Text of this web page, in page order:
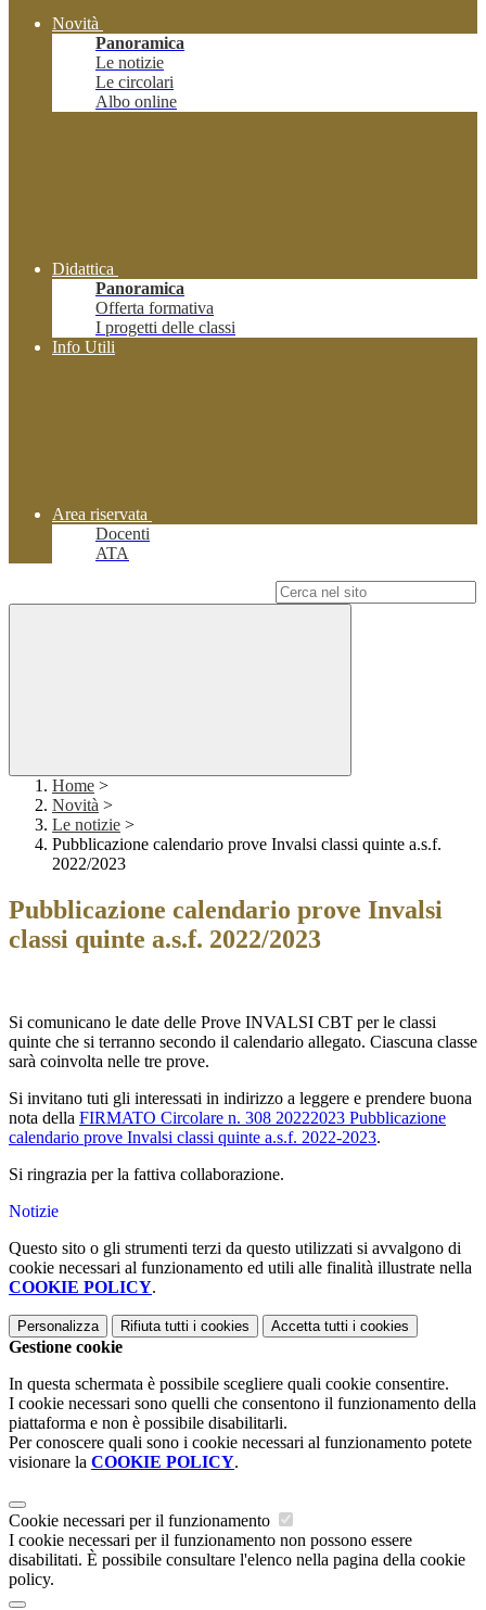
Novità
Panoramica
Le notizie
Le circolari
Albo online
Didattica
Panoramica
Offerta formativa
I progetti delle classi
Info Utili
Area riservata
Docenti
ATA
Home >
Novità >
Le notizie >
Pubblicazione calendario prove Invalsi classi quinte a.s.f.
2022/2023
Pubblicazione calendario prove Invalsi
classi quinte a.s.f. 2022/2023
Si comunicano le date delle Prove INVALSI CBT per le classi
quinte che si terranno secondo il calendario allegato. Ciascuna classe
sarà coinvolta nelle tre prove.
Si invitano tuti gli interessati in indirizzo a leggere e prendere buona
nota della FIRMATO Circolare n. 308 20222023 Pubblicazione
calendario prove Invalsi classi quinte a.s.f. 2022-2023.
Si ringrazia per la fattiva collaborazione.
Notizie
Questo sito o gli strumenti terzi da questo utilizzati si avvalgono di
cookie necessari al funzionamento ed utili alle finalità illustrate nella
COOKIE POLICY.
Personalizza Rifiuta tutti i cookies Accetta tutti i cookies
Gestione cookie
In questa schermata è possibile scegliere quali cookie consentire.
I cookie necessari sono quelli che consentono il funzionamento della
piattaforma e non è possibile disabilitarli.
Per conoscere quali sono i cookie necessari al funzionamento potete
visionare la COOKIE POLICY.
Cookie necessari per il funzionamento
I cookie necessari per il funzionamento non possono essere
disabilitati. È possibile consultare l'elenco nella pagina della cookie
policy.